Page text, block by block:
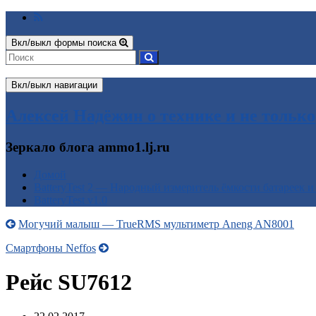
Вкл/выкл формы поиска
Вкл/выкл навигации
Алексей Надёжин о технике и не только
Зеркало блога ammo1.lj.ru
Могучий малыш — TrueRMS мультиметр Aneng AN8001
Смартфоны Neffos
Рейс SU7612